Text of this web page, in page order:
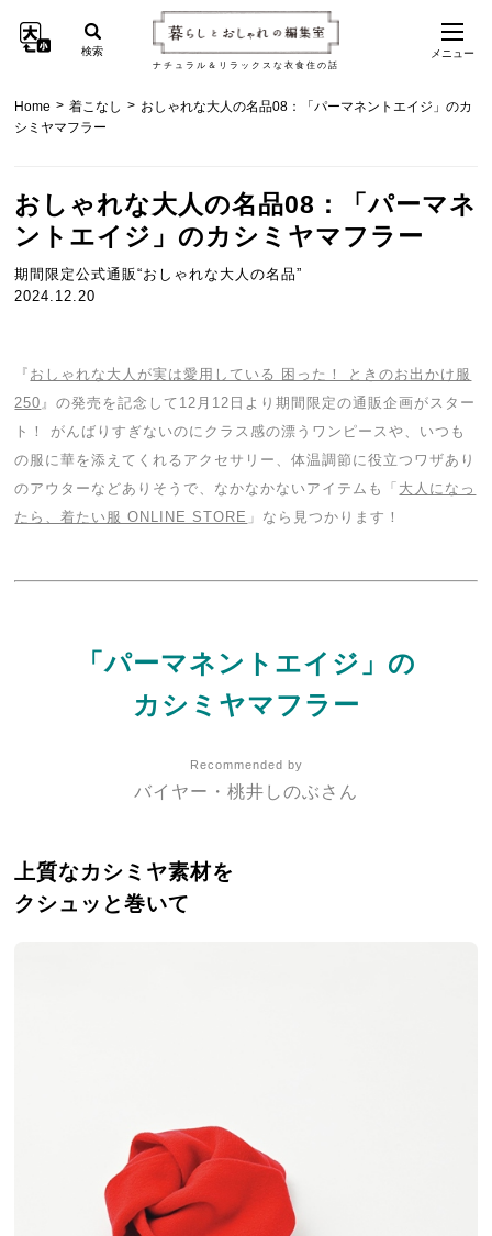
ナチュラル＆リラックスな衣食住の話
検索 メニュー
Home > 着こなし > おしゃれな大人の名品08：「パーマネントエイジ」のカ
シミヤマフラー
おしゃれな大人の名品08：「パーマネ
ントエイジ」のカシミヤマフラー
期間限定公式通販“おしゃれな大人の名品”
2024.12.20
『 おしゃれな大人が実は愛用している 困った！ ときのお出かけ服
250 』の発売を記念して12月12日より期間限定の通販企画がスター
ト！ がんばりすぎないのにクラス感の漂うワンピースや、いつも
の服に華を添えてくれるアクセサリー、体温調節に役立つワザあり
のアウターなどありそうで、なかなかないアイテムも「 大人になっ
たら、着たい服 ONLINE STORE 」なら見つかります！
「パーマネントエイジ」の
カシミヤマフラー
Recommended by
バイヤー・桃井しのぶさん
上質なカシミヤ素材を
クシュッと巻いて